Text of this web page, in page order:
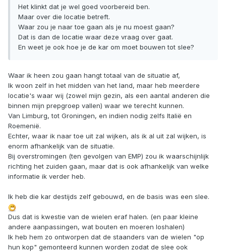
Het klinkt dat je wel goed voorbereid ben.
Maar over die locatie betreft.
Waar zou je naar toe gaan als je nu moest gaan?
Dat is dan de locatie waar deze vraag over gaat.
En weet je ook hoe je de kar om moet bouwen tot slee?
Waar ik heen zou gaan hangt totaal van de situatie af,
Ik woon zelf in het midden van het land, maar heb meerdere
locatie's waar wij (zowel mijn gezin, als een aantal anderen die
binnen mijn prepgroep vallen) waar we terecht kunnen.
Van Limburg, tot Groningen, en indien nodig zelfs Italië en
Roemenië.
Echter, waar ik naar toe uit zal wijken, als ik al uit zal wijken, is
enorm afhankelijk van de situatie.
Bij overstromingen (ten gevolgen van EMP) zou ik waarschijnlijk
richting het zuiden gaan, maar dat is ook afhankelijk van welke
informatie ik verder heb.
Ik heb die kar destijds zelf gebouwd, en de basis was een slee.
Dus dat is kwestie van de wielen eraf halen. (en paar kleine
andere aanpassingen, wat bouten en moeren loshalen)
Ik heb hem zo ontworpen dat de staanders van de wielen "op
hun kop" gemonteerd kunnen worden zodat de slee ook